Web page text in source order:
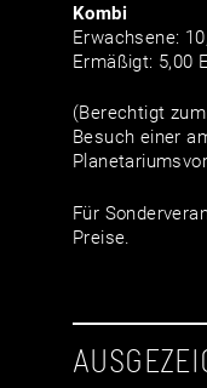
Kombi
Erwachsene:
Ermäßigt: 5,00
(Berechtigt
Besuch einer
Für
Preise.